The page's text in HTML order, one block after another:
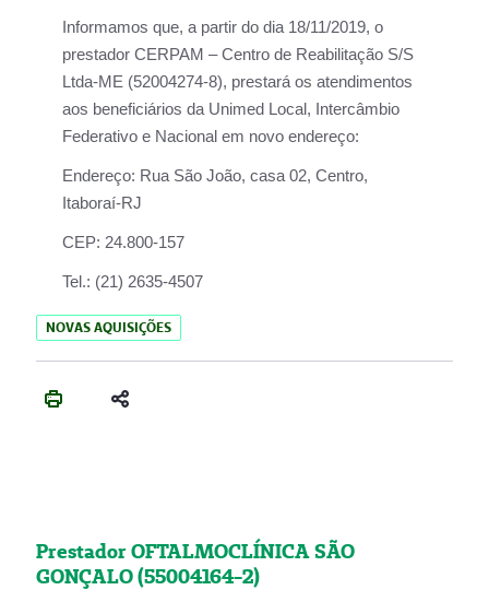
Informamos que, a partir do dia 18/11/2019, o
prestador CERPAM – Centro de Reabilitação S/S
Ltda-ME (52004274-8), prestará os atendimentos
aos beneficiários da Unimed Local, Intercâmbio
Federativo e Nacional em novo endereço:
Endereço: Rua São João, casa 02, Centro,
Itaboraí-RJ
CEP: 24.800-157
Tel.: (21) 2635-4507
NOVAS AQUISIÇÕES
Prestador OFTALMOCLÍNICA SÃO
GONÇALO (55004164-2)